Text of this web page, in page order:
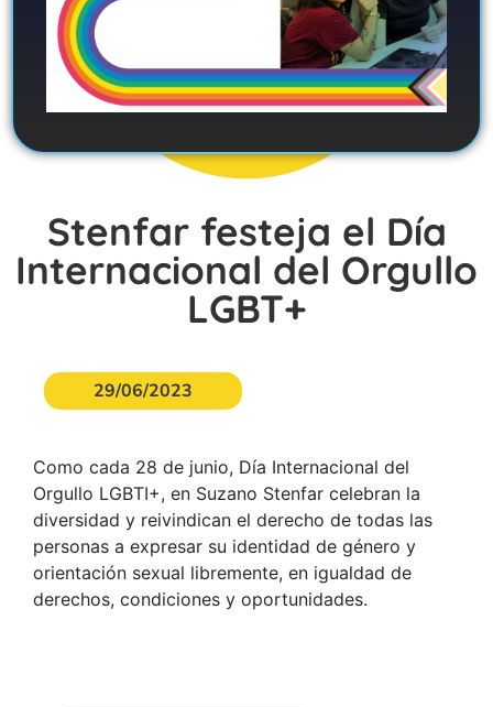
Stenfar festeja el Día
Internacional del Orgullo
LGBT+
29/06/2023
Como cada 28 de junio, Día Internacional del
Orgullo LGBTI+, en Suzano Stenfar celebran la
diversidad y reivindican el derecho de todas las
personas a expresar su identidad de género y
orientación sexual libremente, en igualdad de
derechos, condiciones y oportunidades.